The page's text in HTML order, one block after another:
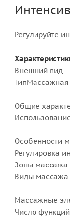
Регулируйте
Внешний вид
ТипМассажная
Общие
Особенности
Регулировка
Зоны массажа
Виды массажа
Массажные
Число